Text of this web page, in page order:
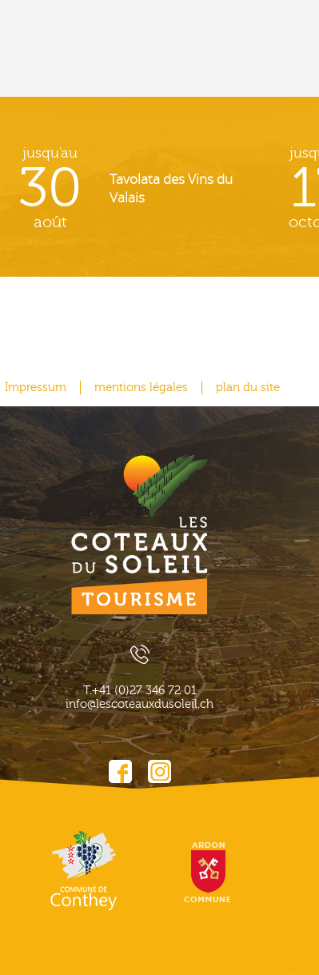
jusqu'au
30
août
Tavolata des Vins du
Valais
Impressum mentions légales plan du site
T.+41 (0)27 346 72 01
info@lescoteauxdusoleil.ch